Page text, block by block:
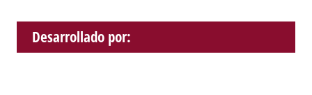
Desarrollado por: